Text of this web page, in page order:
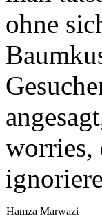
ohne
worries,
Hamza Marwazi